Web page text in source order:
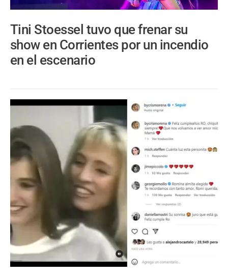
Tini Stoessel tuvo que frenar su
show en Corrientes por un incendio
en el escenario